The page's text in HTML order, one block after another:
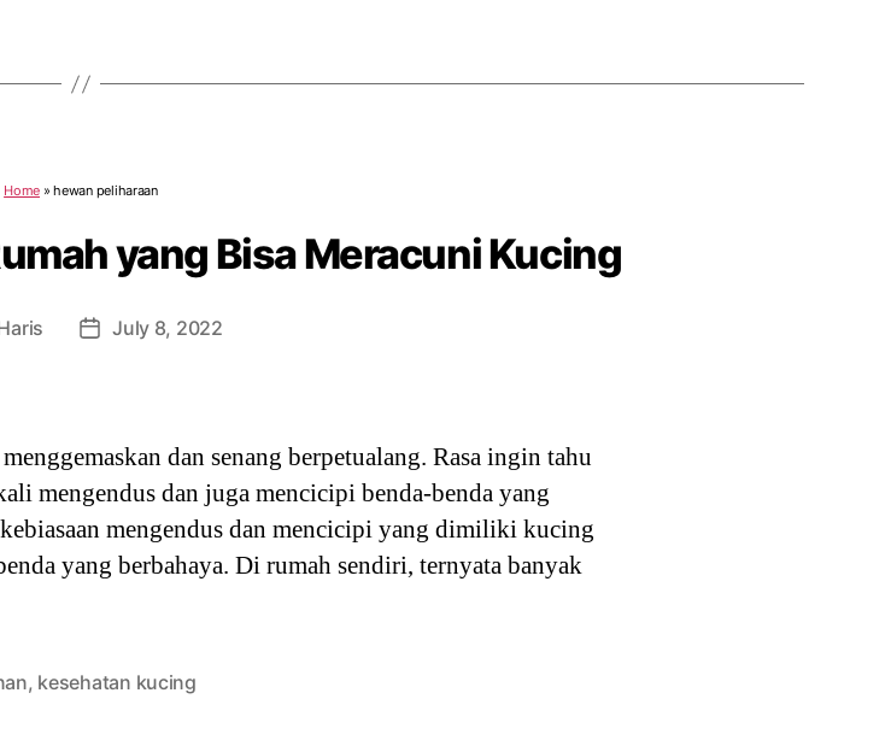
Home »hewan peliharaan
yang Bisa Meracuni Kucing
PostJuly 8, 2022
dan senang berpetualang. Rasa ingin tahu
mengendus dan juga mencicipi benda-benda yang
mengendus dan mencicipi yang dimiliki kucing
yang berbahaya. Di rumah sendiri, ternyata banyak
, kesehatan kucing